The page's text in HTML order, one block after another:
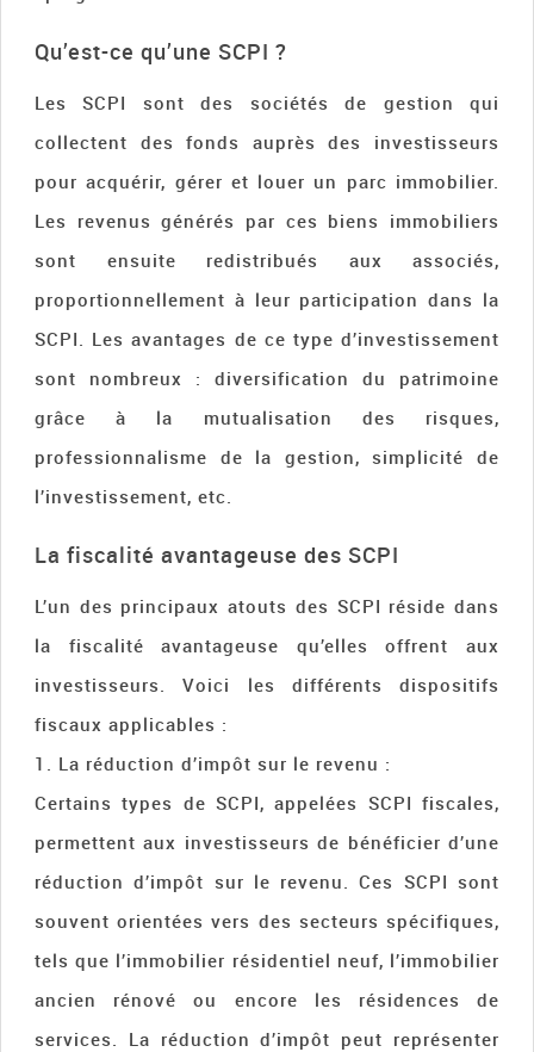
Qu’est-ce qu’une SCPI ?
Les SCPI sont des sociétés de gestion qui
collectent des fonds auprès des investisseurs
pour acquérir, gérer et louer un parc immobilier.
Les revenus générés par ces biens immobiliers
sont ensuite redistribués aux associés,
proportionnellement à leur participation dans la
SCPI. Les avantages de ce type d’investissement
sont nombreux : diversification du patrimoine
grâce à la mutualisation des risques,
professionnalisme de la gestion, simplicité de
l’investissement, etc.
La fiscalité avantageuse des SCPI
L’un des principaux atouts des SCPI réside dans
la fiscalité avantageuse qu’elles offrent aux
investisseurs. Voici les différents dispositifs
fiscaux applicables :
1. La réduction d’impôt sur le revenu :
Certains types de SCPI, appelées SCPI fiscales,
permettent aux investisseurs de bénéficier d’une
réduction d’impôt sur le revenu. Ces SCPI sont
souvent orientées vers des secteurs spécifiques,
tels que l’immobilier résidentiel neuf, l’immobilier
ancien rénové ou encore les résidences de
services. La réduction d’impôt peut représenter